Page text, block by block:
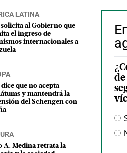
LATINA
solicita al Gobierno que
el ingreso de
internacionales a
que no acepta
y mantendrá la
del Schengen con
A. Medina retrata la